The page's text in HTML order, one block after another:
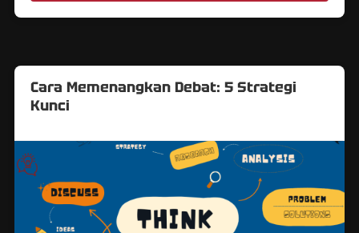
Cara Memenangkan Debat: 5 Strategi
Kunci